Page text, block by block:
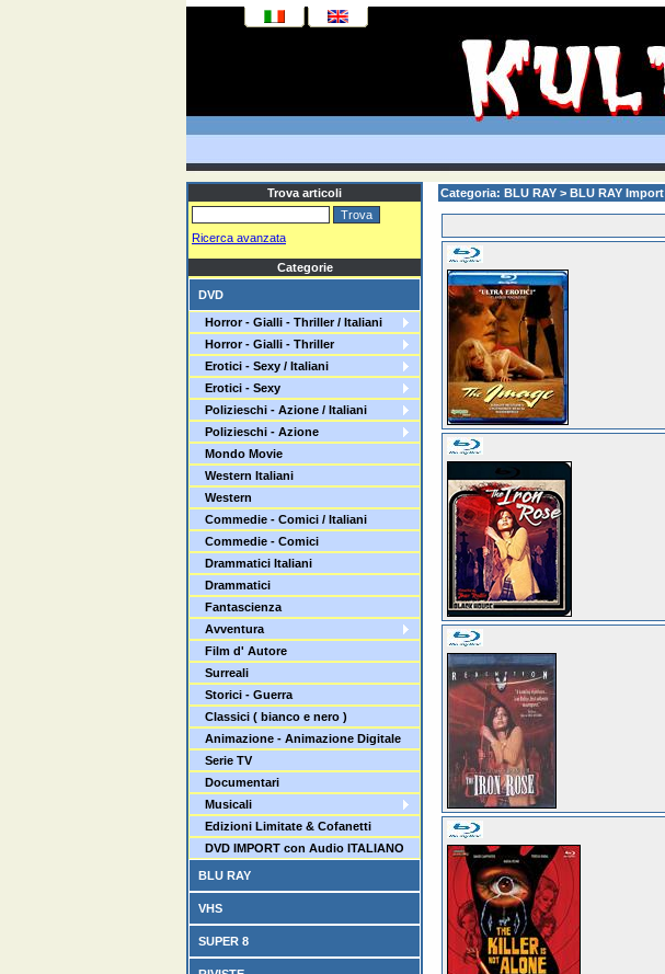
Trova articoli
Ricerca avanzata
Categorie
DVD
Horror - Gialli - Thriller / Italiani
Horror - Gialli - Thriller
Erotici - Sexy / Italiani
Erotici - Sexy
Polizieschi - Azione / Italiani
Polizieschi - Azione
Mondo Movie
Western Italiani
Western
Commedie - Comici / Italiani
Commedie - Comici
Drammatici Italiani
Drammatici
Fantascienza
Avventura
Film d' Autore
Surreali
Storici - Guerra
Classici ( bianco e nero )
Animazione - Animazione Digitale
Serie TV
Documentari
Musicali
Edizioni Limitate & Cofanetti
DVD IMPORT con Audio ITALIANO
BLU RAY
VHS
SUPER 8
Categoria: BLU RAY > BLU RAY Import